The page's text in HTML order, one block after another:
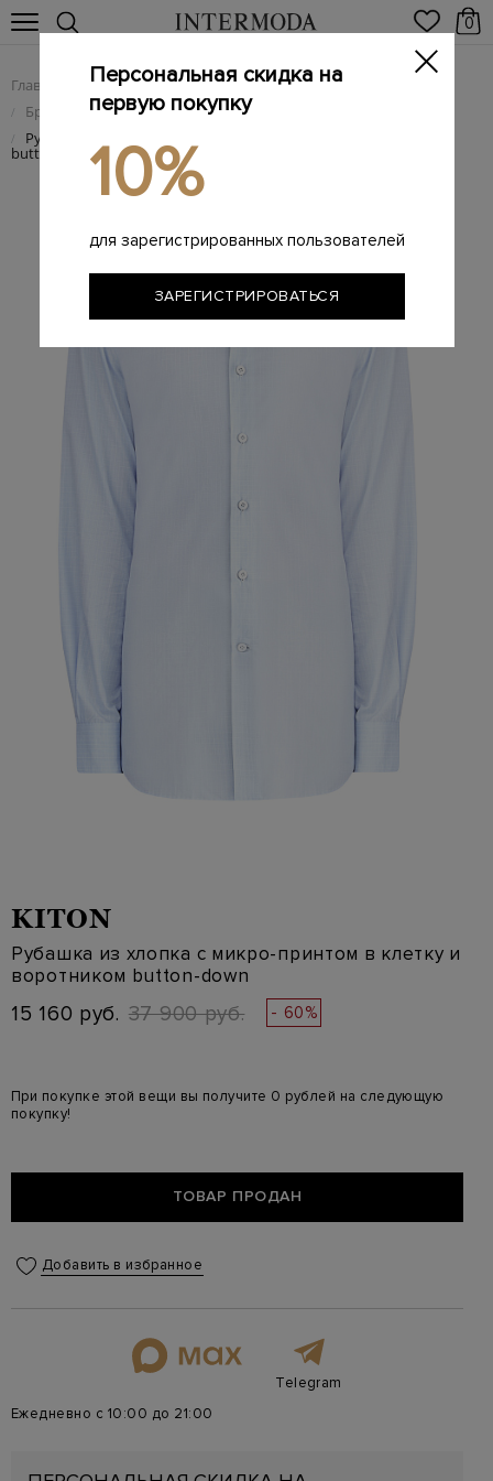
0
Главная Мужчинам / Одежда
/ Брендовые мужские рубашки
/ Рубашка из хлопка с микро-принтом в клетку и воротником
button-down
KITON
Рубашка из хлопка с микро-принтом в клетку и
воротником button-down
15 160 руб. 37 900 руб. - 60%
При покупке этой вещи вы получите 0 рублей на следующую
покупку!
ТОВАР ПРОДАН
Добавить в избранное
Telegram
Ежедневно с 10:00 до 21:00
Персональная скидка на
первую покупку
10%
для зарегистрированных пользователей
ЗАРЕГИСТРИРОВАТЬСЯ